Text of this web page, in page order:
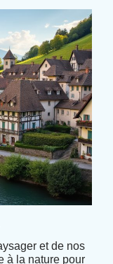
et de nos
à la nature pour